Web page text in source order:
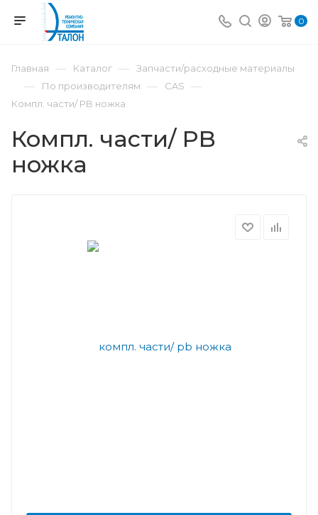
0
Главная — Каталог — Запчасти/расходные материалы
— По производителям — CAS —
Компл. части/ PB ножка
Компл. части/ PB
ножка